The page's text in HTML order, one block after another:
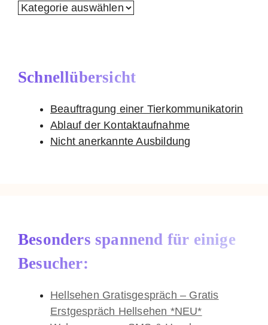
AstroWolke
Schnellübersicht
Beauftragung einer Tierkommunikatorin
Ablauf der Kontaktaufnahme
Nicht anerkannte Ausbildung
Besonders spannend für einige
Besucher:
Hellsehen Gratisgespräch – Gratis
Erstgespräch Hellsehen *NEU*